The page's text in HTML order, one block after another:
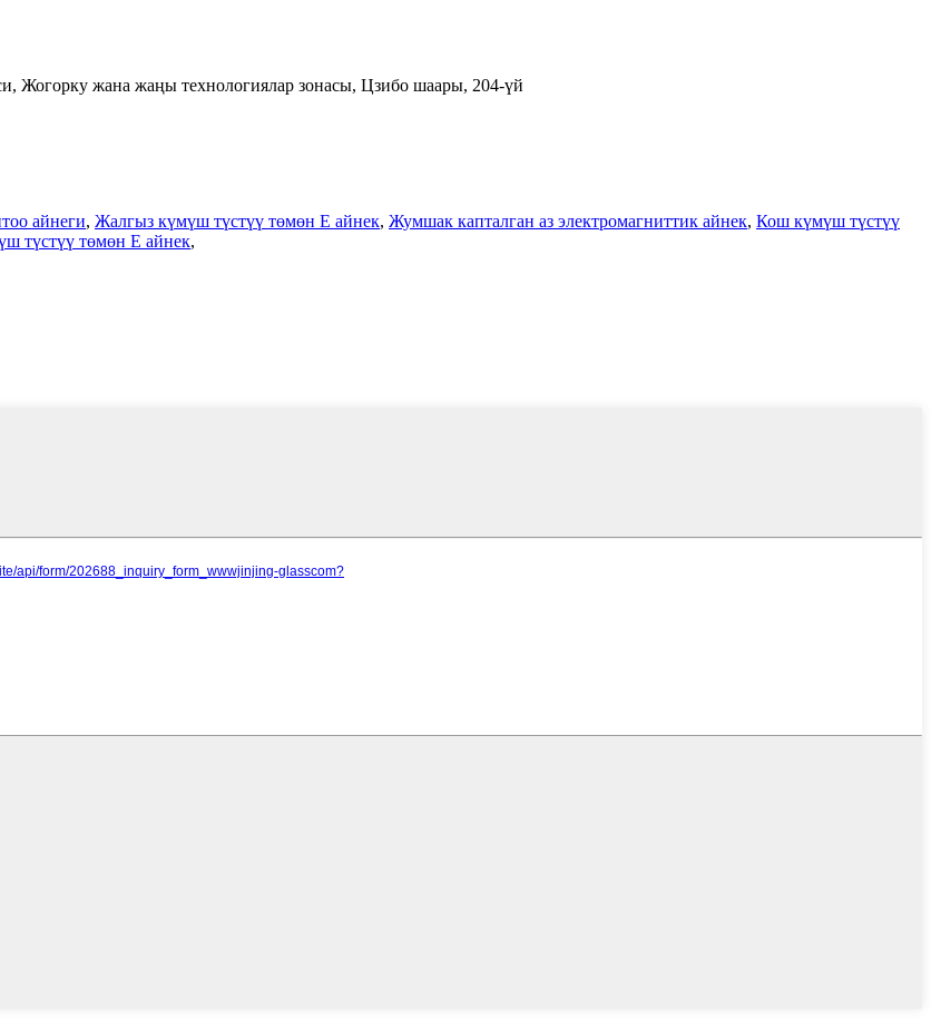
Жогорку жана жаңы технологиялар зонасы, Цзибо шаары, 204-үй
айнеги, Жалгыз күмүш түстүү төмөн E айнек, Жумшак капталган аз электромагниттик айнек, Кош күмүш түстүү
түстүү төмөн E айнек,